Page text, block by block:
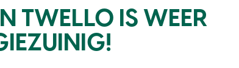
TWELLO IS WEER